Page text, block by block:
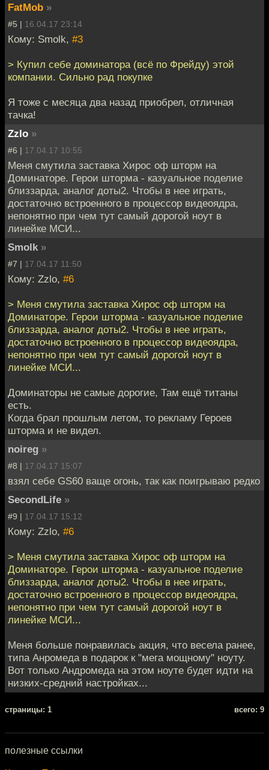
FatMob »
#5 | 16.04.17 23:14
Кому: Smolk, #3
> Купил себе доминатора (всё по Фрейду) этой
компании. Сильно рад покупке
Я тоже с месяца два назад приобрел, отличная
тачка!
Zzlo »
#6 | 17.04.17 10:55
Меня смутила заставка Хирос оф шторм на
Доминаторе. Герои шторма - казуальное поделие
близзарда, аналог доты2. Чтобы в нее играть,
достаточно встроенного в процессор видеоядра,
непонятно при чем тут самый дорогой ноут в
линейке МСИ...
Smolk »
#7 | 17.04.17 11:50
Кому: Zzlo, #6
> Меня смутила заставка Хирос оф шторм на
Доминаторе. Герои шторма - казуальное поделие
близзарда, аналог доты2. Чтобы в нее играть,
достаточно встроенного в процессор видеоядра,
непонятно при чем тут самый дорогой ноут в
линейке МСИ...
Доминаторы не самые дорогие, Там ещё титаны
есть.
Когда брал прошлым летом, то рекламу Героев
шторма и не видел.
noireg »
#8 | 17.04.17 15:07
взял себе GS60 ваще огонь, так как поигрываю редко
SecondLife »
#9 | 17.04.17 15:12
Кому: Zzlo, #6
> Меня смутила заставка Хирос оф шторм на
Доминаторе. Герои шторма - казуальное поделие
близзарда, аналог доты2. Чтобы в нее играть,
достаточно встроенного в процессор видеоядра,
непонятно при чем тут самый дорогой ноут в
линейке МСИ...
Меня больше понравилась акция, что весела ранее,
типа Анромеда в подарок к "мега мощному" ноуту.
Вот только Андромеда на этом ноуте будет идти на
низких-средний настройках...
cтраницы: 1 всего: 9
полезные ссылки